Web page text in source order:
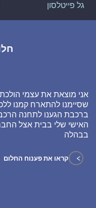
גל פייטלסון
אני מוצאת את עצמי
שסיימנו להתארח קמנו
ברכבת הגענו לתחנה
האישי שלי בבית אצל
בבהלה
> קראו את פענוח החלום